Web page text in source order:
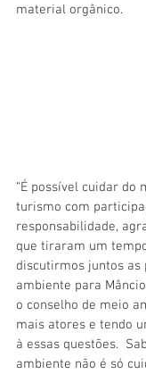
material orgânico.
“É possível cuidar
turismo com
responsabilidade,
que tiraram um
discutirmos juntos as
ambiente para
o conselho de meio
mais atores e tendo
à essas questões.
ambiente não é só